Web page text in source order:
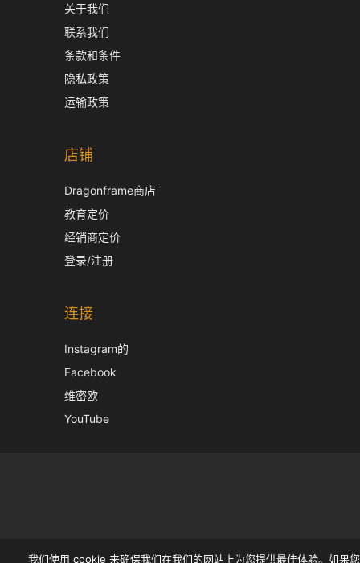
关于我们
联系我们
条款和条件
隐私政策
运输政策
店铺
Dragonframe商店
教育定价
经销商定价
登录/注册
连接
Instagram的
Facebook
维密欧
YouTube
我们使用 cookie 来确保我们在我们的网站上为您提供最佳体验。如果